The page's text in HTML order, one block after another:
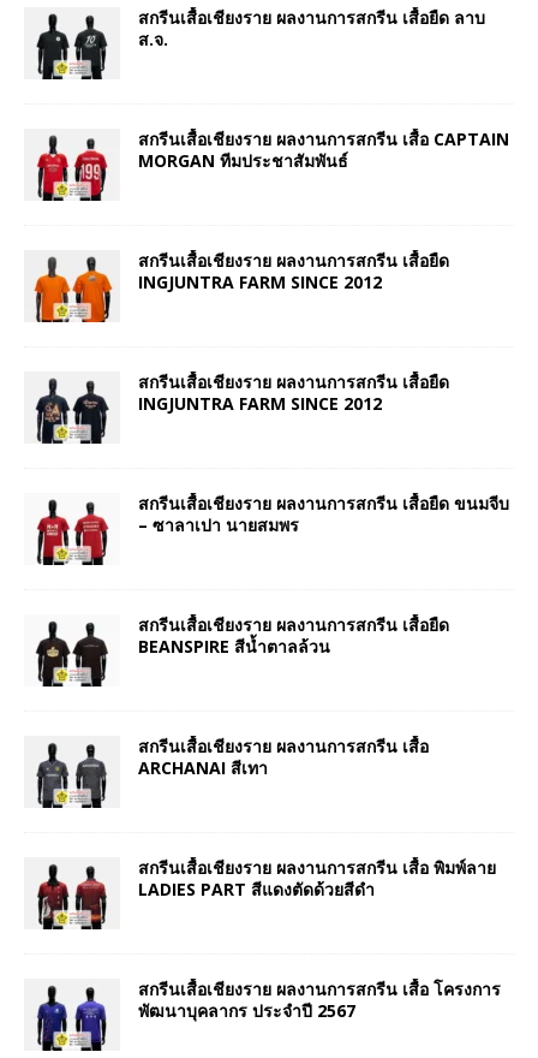
สกรีนเสื้อเชียงราย ผลงานการสกรีน เสื้อยืด ลาบ
ส.จ.
สกรีนเสื้อเชียงราย ผลงานการสกรีน เสื้อ CAPTAIN
MORGAN ทีมประชาสัมพันธ์
สกรีนเสื้อเชียงราย ผลงานการสกรีน เสื้อยืด
INGJUNTRA FARM SINCE 2012
สกรีนเสื้อเชียงราย ผลงานการสกรีน เสื้อยืด
INGJUNTRA FARM SINCE 2012
สกรีนเสื้อเชียงราย ผลงานการสกรีน เสื้อยืด ขนมจีบ
– ซาลาเปา นายสมพร
สกรีนเสื้อเชียงราย ผลงานการสกรีน เสื้อยืด
BEANSPIRE สีน้ำตาลล้วน
สกรีนเสื้อเชียงราย ผลงานการสกรีน เสื้อ
ARCHANAI สีเทา
สกรีนเสื้อเชียงราย ผลงานการสกรีน เสื้อ พิมพ์ลาย
LADIES PART สีแดงตัดด้วยสีดำ
สกรีนเสื้อเชียงราย ผลงานการสกรีน เสื้อ โครงการ
พัฒนาบุคลากร ประจำปี 2567